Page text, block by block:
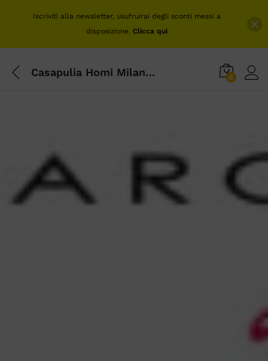
Casapulia Homi Milano 2014 0
Iscriviti alla newsletter, usufruirai degli sconti messi a
disposizione. Clicca qui